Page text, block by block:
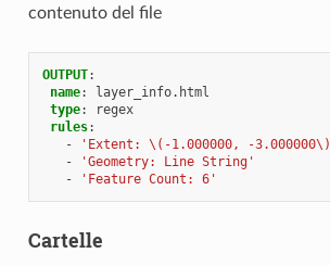
contenuto del file
OUTPUT:
name:
layer_info.html
type:
regex
rules:
-
'Extent: \(-1.000000, -3.000000\)
-
'Geometry: Line String'
-
'Feature Count: 6'
Cartelle